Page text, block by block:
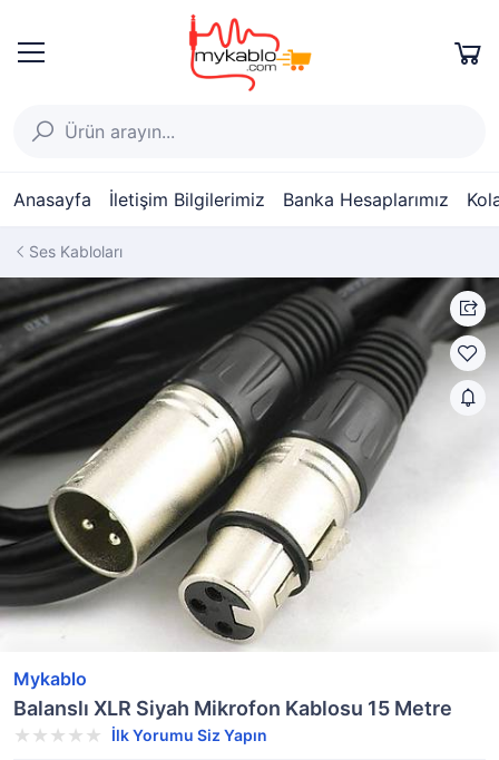
Anasayfa İletişim Bilgilerimiz Banka Hesaplarımız
Ses Kabloları
Mykablo
Balanslı XLR Siyah Mikrofon Kablosu 15 Metre
İlk Yorumu Siz Yapın